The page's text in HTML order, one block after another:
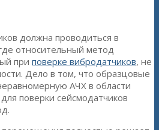
должна проводиться в
относительный метод
при поверке вибродатчиков, не
Дело в том, что образцовые
АЧХ в области
поверки сейсмодатчиков